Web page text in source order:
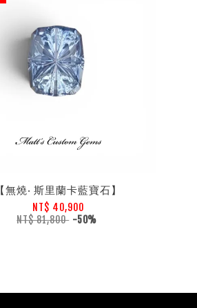
【無燒‧ 斯里蘭卡藍寶石】
NT$ 40,900
NT$ 81,800 -50%